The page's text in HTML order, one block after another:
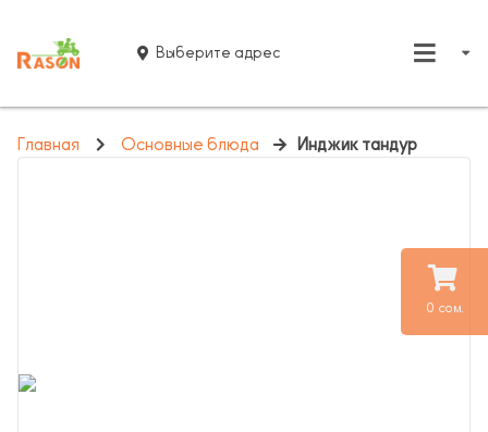
0 сом.
Выберите адрес
Главная Основные блюда Инджик тандур